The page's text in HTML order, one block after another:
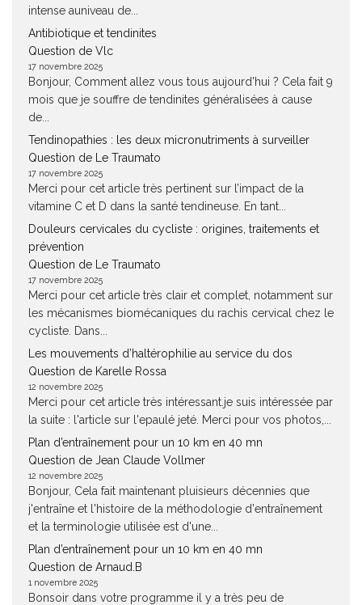
intense auniveau de...
Antibiotique et tendinites
Question de Vlc
17 novembre 2025
Bonjour, Comment allez vous tous aujourd'hui ? Cela fait 9
mois que je souffre de tendinites généralisées à cause
de...
Tendinopathies : les deux micronutriments à surveiller
Question de Le Traumato
17 novembre 2025
Merci pour cet article très pertinent sur l’impact de la
vitamine C et D dans la santé tendineuse. En tant...
Douleurs cervicales du cycliste : origines, traitements et
prévention
Question de Le Traumato
17 novembre 2025
Merci pour cet article très clair et complet, notamment sur
les mécanismes biomécaniques du rachis cervical chez le
cycliste. Dans...
Les mouvements d’haltérophilie au service du dos
Question de Karelle Rossa
12 novembre 2025
Merci pour cet article très intéressant.je suis intéressée par
la suite : l'article sur l'epaulé jeté. Merci pour vos photos,...
Plan d’entraînement pour un 10 km en 40 mn
Question de Jean Claude Vollmer
12 novembre 2025
Bonjour, Cela fait maintenant pluisieurs décennies que
j'entraîne et l'histoire de la méthodologie d'entraînement
et la terminologie utilisée est d'une...
Plan d’entraînement pour un 10 km en 40 mn
Question de Arnaud.B
1 novembre 2025
Bonsoir dans votre programme il y a très peu de